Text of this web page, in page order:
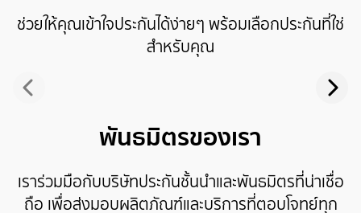
ช่วยให้คุณเข้าใจประกันได้ง่ายๆ พร้อมเลือกประกันที่ใช่
สำหรับคุณ
พันธมิตรของเรา
เราร่วมมือกับบริษัทประกันชั้นนำและพันธมิตรที่น่าเชื่อ
ถือ เพื่อส่งมอบผลิตภัณฑ์และบริการที่ตอบโจทย์ทุก